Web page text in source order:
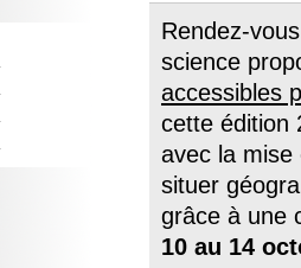
Rendez-
science
accessibles
cette édition
avec la mise
situer
grâce à une
10 au 14